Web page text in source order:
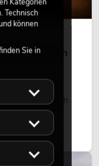
Warum
und farbige
auf Bühnen, in
kein rein
eingesetztes
gibt Szenen
emotionaler
Technisch
können
Sie in